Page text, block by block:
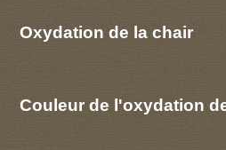
Oxydation de la chair
Couleur de l'oxydation